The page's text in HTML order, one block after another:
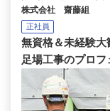
株式会社 齋藤組
正社員
無資格＆未経験大
足場工事のプロフ